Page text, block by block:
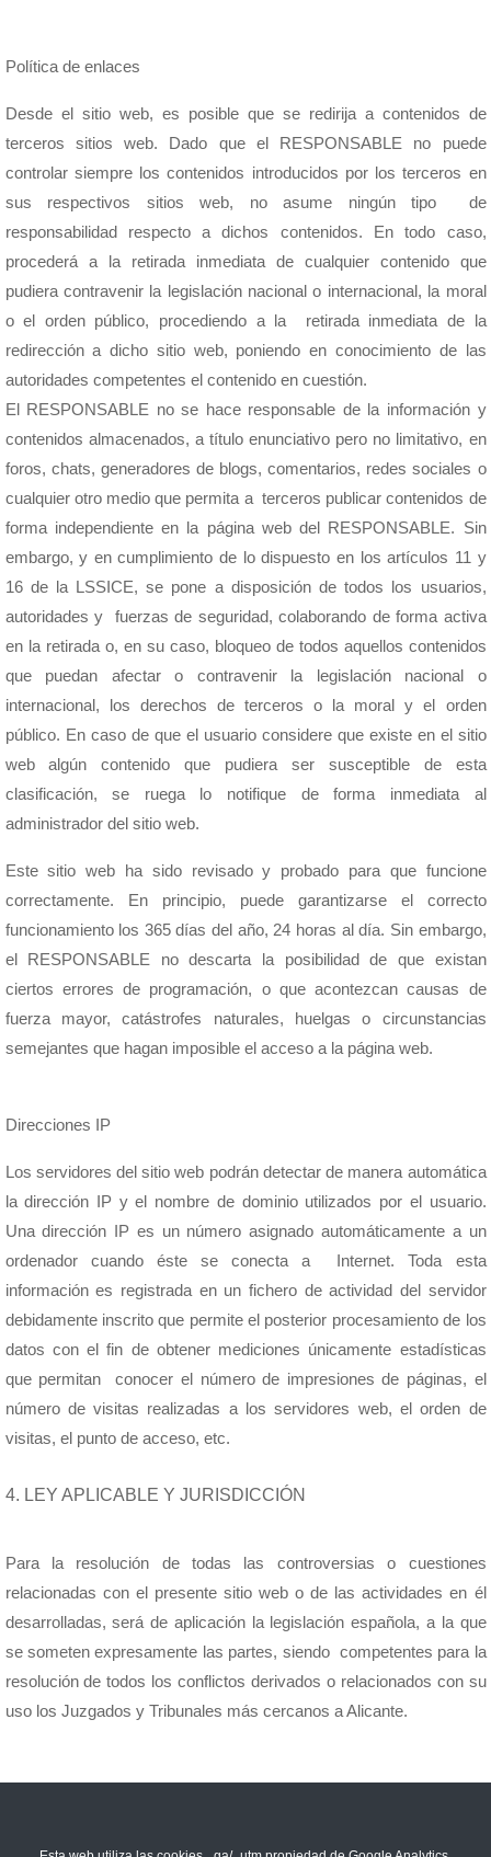
Política de enlaces
Desde el sitio web, es posible que se redirija a contenidos de
terceros sitios web. Dado que el RESPONSABLE no puede
controlar siempre los contenidos introducidos por los terceros en
sus respectivos sitios web, no asume ningún tipo de
responsabilidad respecto a dichos contenidos. En todo caso,
procederá a la retirada inmediata de cualquier contenido que
pudiera contravenir la legislación nacional o internacional, la moral
o el orden público, procediendo a la retirada inmediata de la
redirección a dicho sitio web, poniendo en conocimiento de las
autoridades competentes el contenido en cuestión.
El RESPONSABLE no se hace responsable de la información y
contenidos almacenados, a título enunciativo pero no limitativo, en
foros, chats, generadores de blogs, comentarios, redes sociales o
cualquier otro medio que permita a terceros publicar contenidos de
forma independiente en la página web del RESPONSABLE. Sin
embargo, y en cumplimiento de lo dispuesto en los artículos 11 y
16 de la LSSICE, se pone a disposición de todos los usuarios,
autoridades y fuerzas de seguridad, colaborando de forma activa
en la retirada o, en su caso, bloqueo de todos aquellos contenidos
que puedan afectar o contravenir la legislación nacional o
internacional, los derechos de terceros o la moral y el orden
público. En caso de que el usuario considere que existe en el sitio
web algún contenido que pudiera ser susceptible de esta
clasificación, se ruega lo notifique de forma inmediata al
administrador del sitio web.
Este sitio web ha sido revisado y probado para que funcione
correctamente. En principio, puede garantizarse el correcto
funcionamiento los 365 días del año, 24 horas al día. Sin embargo,
el RESPONSABLE no descarta la posibilidad de que existan
ciertos errores de programación, o que acontezcan causas de
fuerza mayor, catástrofes naturales, huelgas o circunstancias
semejantes que hagan imposible el acceso a la página web.
Direcciones IP
Los servidores del sitio web podrán detectar de manera automática
la dirección IP y el nombre de dominio utilizados por el usuario.
Una dirección IP es un número asignado automáticamente a un
ordenador cuando éste se conecta a Internet. Toda esta
información es registrada en un fichero de actividad del servidor
debidamente inscrito que permite el posterior procesamiento de los
datos con el fin de obtener mediciones únicamente estadísticas
que permitan conocer el número de impresiones de páginas, el
número de visitas realizadas a los servidores web, el orden de
visitas, el punto de acceso, etc.
4. LEY APLICABLE Y JURISDICCIÓN
Para la resolución de todas las controversias o cuestiones
relacionadas con el presente sitio web o de las actividades en él
desarrolladas, será de aplicación la legislación española, a la que
se someten expresamente las partes, siendo competentes para la
resolución de todos los conflictos derivados o relacionados con su
uso los Juzgados y Tribunales más cercanos a Alicante.